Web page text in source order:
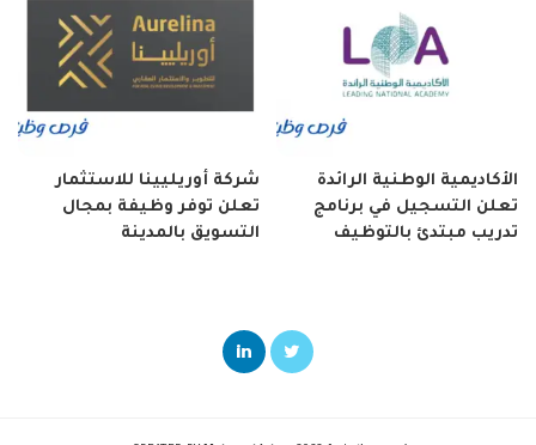
الأكاديمية الوطنية الرائدة
تعلن التسجيل في برنامج
تدريب مبتدئ بالتوظيف
شركة أوريليينا للاستثمار
تعلن توفر وظيفة بمجال
التسويق بالمدينة